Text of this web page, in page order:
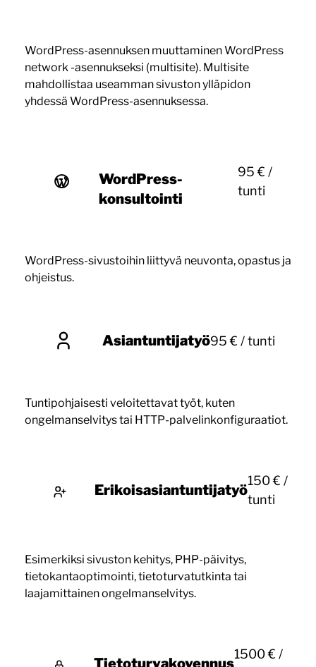
WordPress-asennuksen muuttaminen WordPress
network -asennukseksi (multisite). Multisite
mahdollistaa useamman sivuston ylläpidon
yhdessä WordPress-asennuksessa.
WordPress-
konsultointi
95 € /
tunti
WordPress-sivustoihin liittyvä neuvonta, opastus ja
ohjeistus.
Asiantuntijatyö95 € / tunti
Tuntipohjaisesti veloitettavat työt, kuten
ongelmanselvitys tai HTTP-palvelinkonfiguraatiot.
Erikoisasiantuntijatyö
150 € /
tunti
Esimerkiksi sivuston kehitys, PHP-päivitys,
tietokantaoptimointi, tietoturvatutkinta tai
laajamittainen ongelmanselvitys.
Tietoturvakovennus
1500 € /